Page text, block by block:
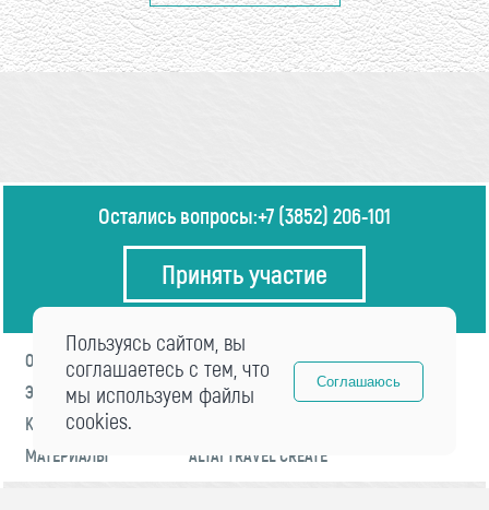
Остались вопросы:+7 (3852) 206-101
Принять участие
О ФОРУМЕ
ПРОГРАММА
ЭКСПЕРТЫ
НОВОСТИ
КОНТАКТЫ
МАТЕРИАЛЫ
ALTAI TRAVEL CREATE
Пользуясь сайтом, вы
соглашаетесь с тем, что
мы используем файлы
cookies.
Соглашаюсь